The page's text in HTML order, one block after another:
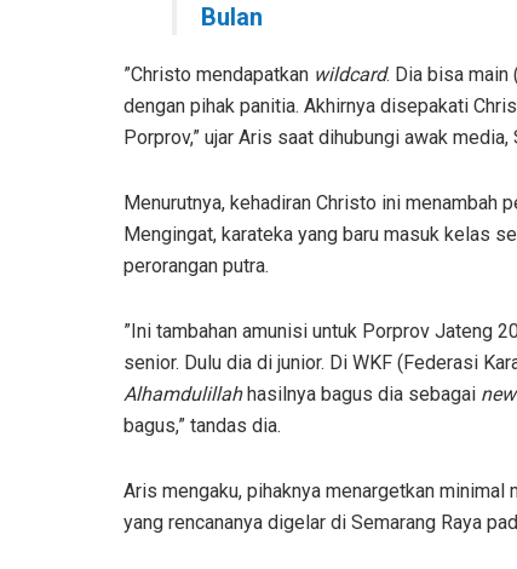
Bulan
”Christo mendapatkan wildcard. Dia bisa main
dengan pihak panitia. Akhirnya disepakati
Porprov,” ujar Aris saat dihubungi awak
Menurutnya, kehadiran Christo ini menambah
Mengingat, karateka yang baru masuk kelas
perorangan putra.
”Ini tambahan amunisi untuk Porprov Jateng
senior. Dulu dia di junior. Di WKF (Federasi
Alhamdulillahhasilnya bagus dia sebagai new
bagus,” tandas dia.
Aris mengaku, pihaknya menargetkan
yang rencananya digelar di Semarang Raya